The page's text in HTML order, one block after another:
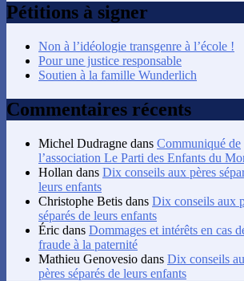
Pétitions à signer
Non à l’idéologie transgenre à l’école !
Pour une justice responsable
Soutien à la famille Wunderlich
Commentaires récents
Michel Dudragne dans Communiqué de
l’association Le Parti des Enfants du
Hollan dans Dix conseils aux pères
leurs enfants
Christophe Betis dans Dix conseils aux
séparés de leurs enfants
Éric dans Dommages et intérêts en cas
fraude à la paternité
Mathieu Genovesio dans Dix conseils
pères séparés de leurs enfants